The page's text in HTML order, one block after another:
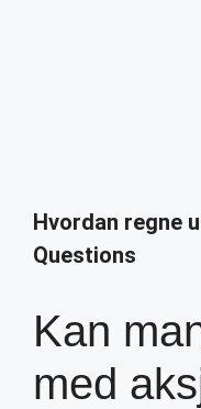
Hvordan regne
Questions
Kan
med